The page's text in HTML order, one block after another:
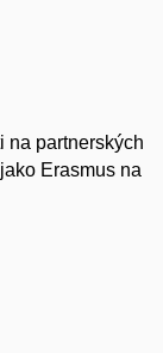
na partnerských
Erasmus na